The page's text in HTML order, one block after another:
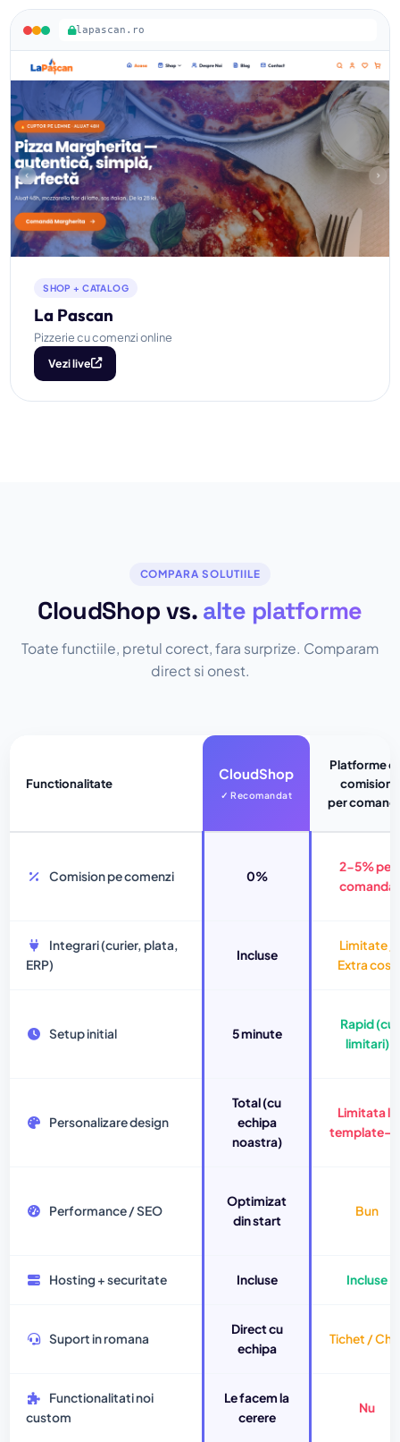
lapascan.ro
La Pascan
SHOP + CATALOG
La Pascan
Pizzerie cu comenzi online
Vezi live
COMPARA SOLUTIILE
CloudShop vs. alte platforme
Toate functiile, pretul corect, fara surprize. Comparam
direct si onest.
Functionalitate
CloudShop
Platforme
comision
per
Comision pe comenzi 0%
2-5% per
comanda
Integrari (curier, plata,
ERP)
Incluse
Limitate /
Extra cost
Setup initial 5 minute
Rapid (cu
limitari)
Personalizare design
Total (cu
echipa
noastra)
Limitata la
template-
Performance / SEO
Optimizat
din start
Bun
Hosting + securitate Incluse Incluse
Suport in romana
Direct cu
echipa
Tichet /
Functionalitati noi
custom
Le facem la
cerere
Nu